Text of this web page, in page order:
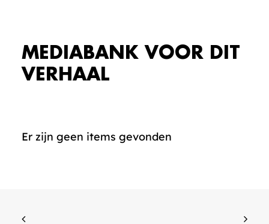
MEDIABANK VOOR DIT
VERHAAL
Er zijn geen items gevonden